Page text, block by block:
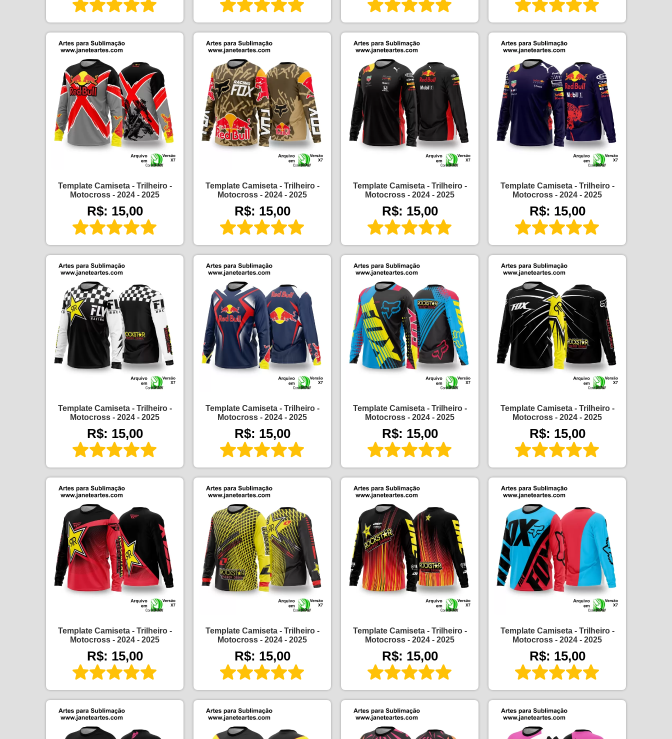
Template Camiseta - Trilheiro -
Motocross - 2024 - 2025
R$: 15,00
Template Camiseta - Trilheiro -
Motocross - 2024 - 2025
R$: 15,00
Template Camiseta - Trilheiro -
Motocross - 2024 - 2025
R$: 15,00
Template Camiseta - Trilheiro -
Motocross - 2024 - 2025
R$: 15,00
Template Camiseta - Trilheiro -
Motocross - 2024 - 2025
R$: 15,00
Template Camiseta - Trilheiro -
Motocross - 2024 - 2025
R$: 15,00
Template Camiseta - Trilheiro -
Motocross - 2024 - 2025
R$: 15,00
Template Camiseta - Trilheiro -
Motocross - 2024 - 2025
R$: 15,00
Template Camiseta - Trilheiro -
Motocross - 2024 - 2025
R$: 15,00
Template Camiseta - Trilheiro -
Motocross - 2024 - 2025
R$: 15,00
Template Camiseta - Trilheiro -
Motocross - 2024 - 2025
R$: 15,00
Template Camiseta - Trilheiro -
Motocross - 2024 - 2025
R$: 15,00